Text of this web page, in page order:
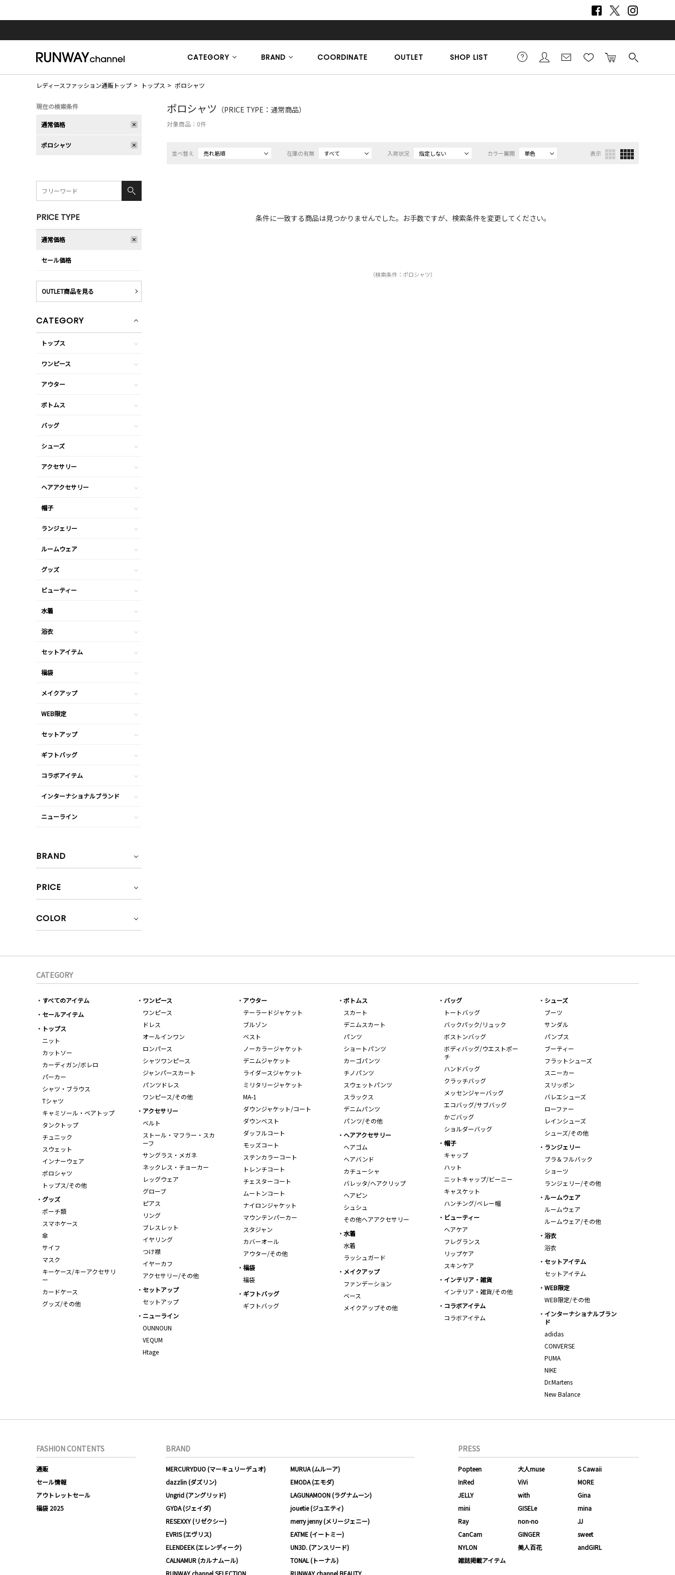
CATEGORY BRAND COORDINATE OUTLET SHOP LIST
レディースファッション通販トップ トップス ポロシャツ
ポロシャツ （PRICE TYPE：通常商品）
対象商品： 0件
並べ替え 売れ筋順 在庫の有無 すべて 入荷状況 指定しない カラー展開 単色 表示
条件に一致する商品は見つかりませんでした。お手数ですが、検索条件を変更してください。
（検索条件：ポロシャツ）
現在の検索条件
通常価格
ポロシャツ
PRICE TYPE
通常価格
セール価格
OUTLET商品を見る
CATEGORY
トップス
ワンピース
アウター
ボトムス
バッグ
シューズ
アクセサリー
ヘアアクセサリー
帽子
ランジェリー
ルームウェア
グッズ
ビューティー
水着
浴衣
セットアイテム
福袋
メイクアップ
WEB限定
セットアップ
ギフトバッグ
コラボアイテム
インターナショナルブランド
ニューライン
BRAND
PRICE
COLOR
CATEGORY
すべてのアイテム
セールアイテム
トップス
ニット
カットソー
カーディガン/ボレロ
パーカー
シャツ・ブラウス
Tシャツ
キャミソール・ベアトップ
タンクトップ
チュニック
スウェット
インナーウェア
ポロシャツ
トップス/その他
ワンピース
ワンピース
ドレス
オールインワン
ロンパース
シャツワンピース
ジャンパースカート
パンツドレス
ワンピース/その他
アウター
テーラードジャケット
ブルゾン
ベスト
ノーカラージャケット
デニムジャケット
ライダースジャケット
ミリタリージャケット
MA-1
ダウンジャケット/コート
ダウンベスト
ダッフルコート
モッズコート
ステンカラーコート
トレンチコート
チェスターコート
ムートンコート
ナイロンジャケット
マウンテンパーカー
スタジャン
カバーオール
アウター/その他
ボトムス
スカート
デニムスカート
パンツ
ショートパンツ
カーゴパンツ
チノパンツ
スウェットパンツ
スラックス
デニムパンツ
パンツ/その他
バッグ
トートバッグ
バックパック/リュック
ボストンバッグ
ボディバッグ/ウエストポー
チ
ハンドバッグ
クラッチバッグ
メッセンジャーバッグ
エコバッグ/サブバッグ
かごバッグ
ショルダーバッグ
シューズ
ブーツ
サンダル
パンプス
ブーティー
フラットシューズ
スニーカー
スリッポン
バレエシューズ
ローファー
レインシューズ
シューズ/その他
アクセサリー
ベルト
ストール・マフラー・スカ
ーフ
サングラス・メガネ
ネックレス・チョーカー
レッグウェア
グローブ
ピアス
リング
ブレスレット
イヤリング
つけ襟
イヤーカフ
アクセサリー/その他
ヘアアクセサリー
ヘアゴム
ヘアバンド
カチューシャ
バレッタ/ヘアクリップ
ヘアピン
シュシュ
その他ヘアアクセサリー
帽子
キャップ
ハット
ニットキャップ/ビーニー
キャスケット
ハンチング/ベレー帽
ランジェリー
ブラ＆フルバック
ショーツ
ランジェリー/その他
ルームウェア
ルームウェア
ルームウェア/その他
グッズ
ポーチ類
スマホケース
傘
サイフ
マスク
キーケース/キーアクセサリ
ー
カードケース
グッズ/その他
ビューティー
ヘアケア
フレグランス
リップケア
スキンケア
水着
水着
ラッシュガード
浴衣
浴衣
セットアイテム
セットアイテム
福袋
福袋
メイクアップ
ファンデーション
ベース
メイクアップその他
インテリア・雑貨
インテリア・雑貨/その他
WEB限定
WEB限定/その他
セットアップ
セットアップ
ギフトバッグ
ギフトバッグ
コラボアイテム
コラボアイテム
インターナショナルブラン
ド
adidas
CONVERSE
PUMA
NIKE
Dr.Martens
New Balance
ニューライン
OUNNOUN
VEQUM
Htage
FASHION CONTENTS
通販
セール情報
アウトレットセール
福袋 2025
BRAND
MERCURYDUO (マーキュリーデュオ)
MURUA (ムルーア)
dazzlin (ダズリン)
EMODA (エモダ)
Ungrid (アングリッド)
LAGUNAMOON (ラグナムーン)
GYDA (ジェイダ)
jouetie (ジュエティ)
RESEXXY (リゼクシー)
merry jenny (メリージェニー)
EVRIS (エヴリス)
EATME (イートミー)
ELENDEEK (エレンディーク)
UN3D. (アンスリード)
CALNAMUR (カルナムール)
TONAL (トーナル)
RUNWAY channel SELECTION
RUNWAY channel BEAUTY
PRESS
Popteen 大人muse
S Cawaii
InRed
ViVi
MORE
JELLY
with
Gina
mini
GISELe
mina
Ray
non-no
JJ
CanCam
GINGER
sweet
NYLON
美人百花
andGIRL
雑誌掲載アイテム